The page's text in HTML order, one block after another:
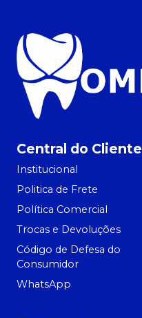
Central do Cliente
Institucional
Politica de Frete
Política Comercial
Trocas e Devoluções
Código de Defesa do
Consumidor
WhatsApp